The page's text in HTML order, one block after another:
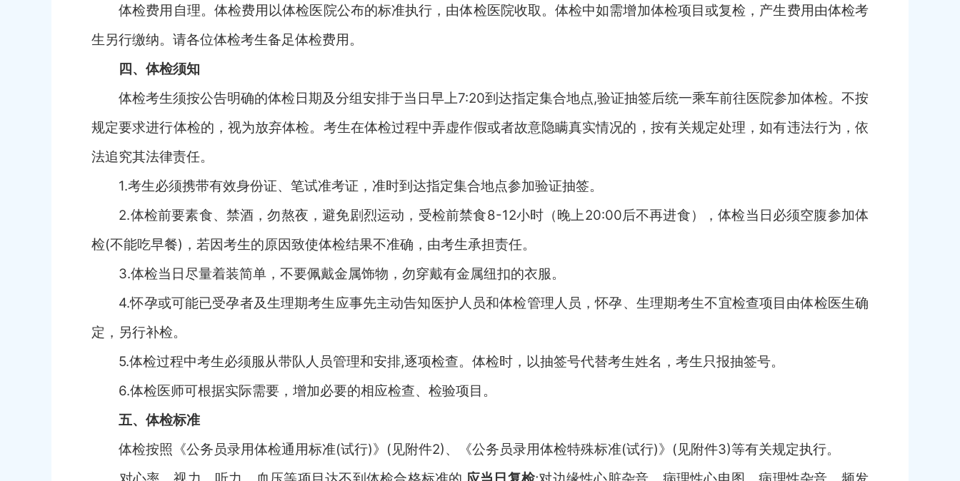
体检费用自理。体检费用以体检医院公布的标准执行，由体检医院收取。体检中如需增加体检项目或复检，产生费用由体检考
生 另行缴纳。请各位体检考生备足体检费用。
四、体检须知
体检考生须按公告明确的体检日期及分组安排于当日早上7:20到达指定集合地点,验证抽签后统一乘车前往医院参加体检。不按
规定要求进行体检的，视为放弃体检。考生在体检过程中弄虚作假或者故意隐瞒真实情况的，按有关规定处理，如有违法行为，依
法追究其法律责任。
1.考生必须携带有效身份证、笔试准考证，准时到达指定集合地点参加验证抽签。
2.体检前要素食、禁酒，勿熬夜，避免剧烈运动，受检前禁食8-12小时（晚上20:00后不再进食），体检当日必须空腹参加体
检(不能吃早餐)，若因考生的原因致使体检结果不准确，由考生承担责任。
3.体检当日尽量着装简单，不要佩戴金属饰物，勿穿戴有金属纽扣的衣服。
4.怀孕或可能已受孕者及生理期考生应事先主动告知医护人员和体检管理人员，怀孕、生理期考生不宜检查项目由体检医生确
定，另行补检。
5.体检过程中考生必须服从带队人员管理和安排,逐项检查。体检时，以抽签号代替考生姓名，考生只报抽签号。
6.体检医师可根据实际需要，增加必要的相应检查、检验项目。
五、体检标准
体检按照《公务员录用体检通用标准(试行)》(见附件2)、《公务员录用体检特殊标准(试行)》(见附件3)等有关规定执行。